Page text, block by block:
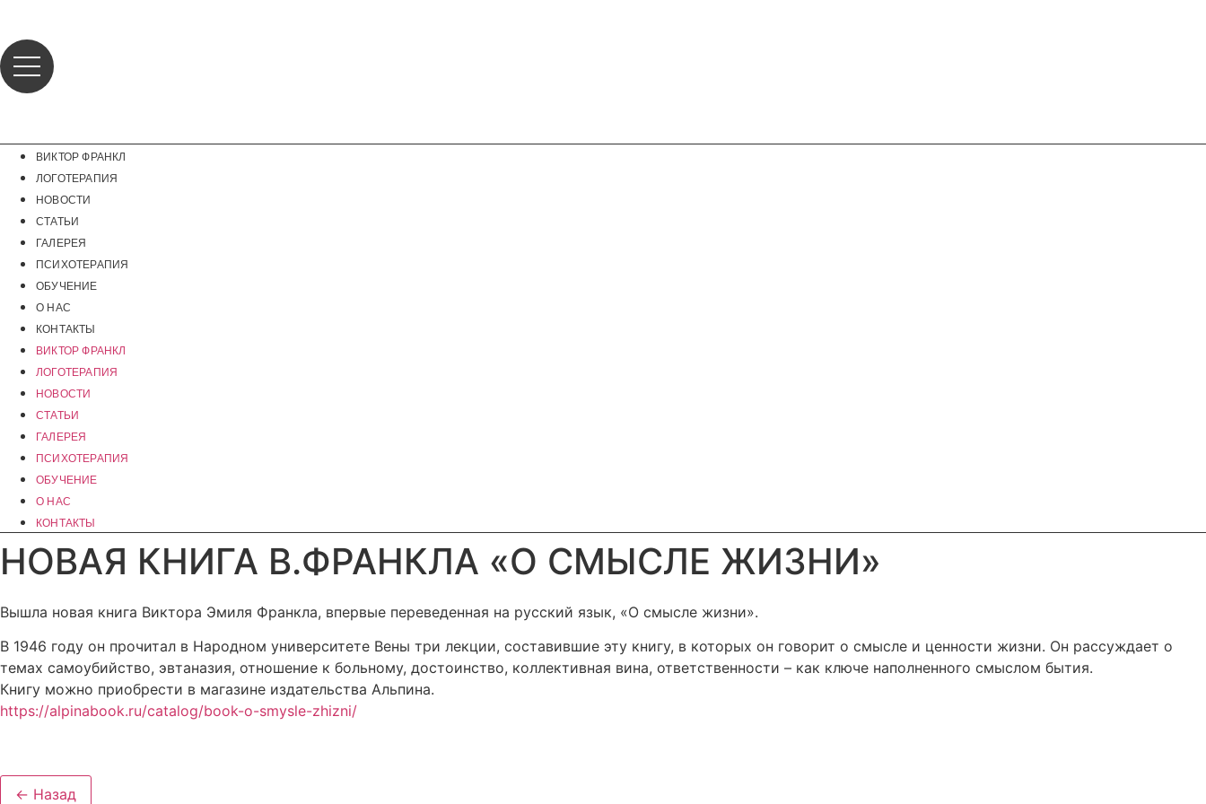
содержимому
ВИКТОР ФРАНКЛ
ЛОГОТЕРАПИЯ
НОВОСТИ
СТАТЬИ
ГАЛЕРЕЯ
ПСИХОТЕРАПИЯ
ОБУЧЕНИЕ
О НАС
КОНТАКТЫ
ВИКТОР ФРАНКЛ
ЛОГОТЕРАПИЯ
НОВОСТИ
СТАТЬИ
ГАЛЕРЕЯ
ПСИХОТЕРАПИЯ
ОБУЧЕНИЕ
О НАС
КОНТАКТЫ
НОВАЯ КНИГА В.ФРАНКЛА «О СМЫСЛЕ ЖИЗНИ»
Вышла новая книга Виктора Эмиля Франкла, впервые переведенная на русский язык, «О смысле жизни».
В 1946 году он прочитал в Народном университете Вены три лекции, составившие эту книгу, в которых он говорит о смысле и ценности жизни. Он рассуждает о
темах самоубийство, эвтаназия, отношение к больному, достоинство, коллективная вина, ответственности – как ключе наполненного смыслом бытия.
Книгу можно приобрести в магазине издательства Альпина.
https://alpinabook.ru/catalog/book-o-smysle-zhizni/
← Назад